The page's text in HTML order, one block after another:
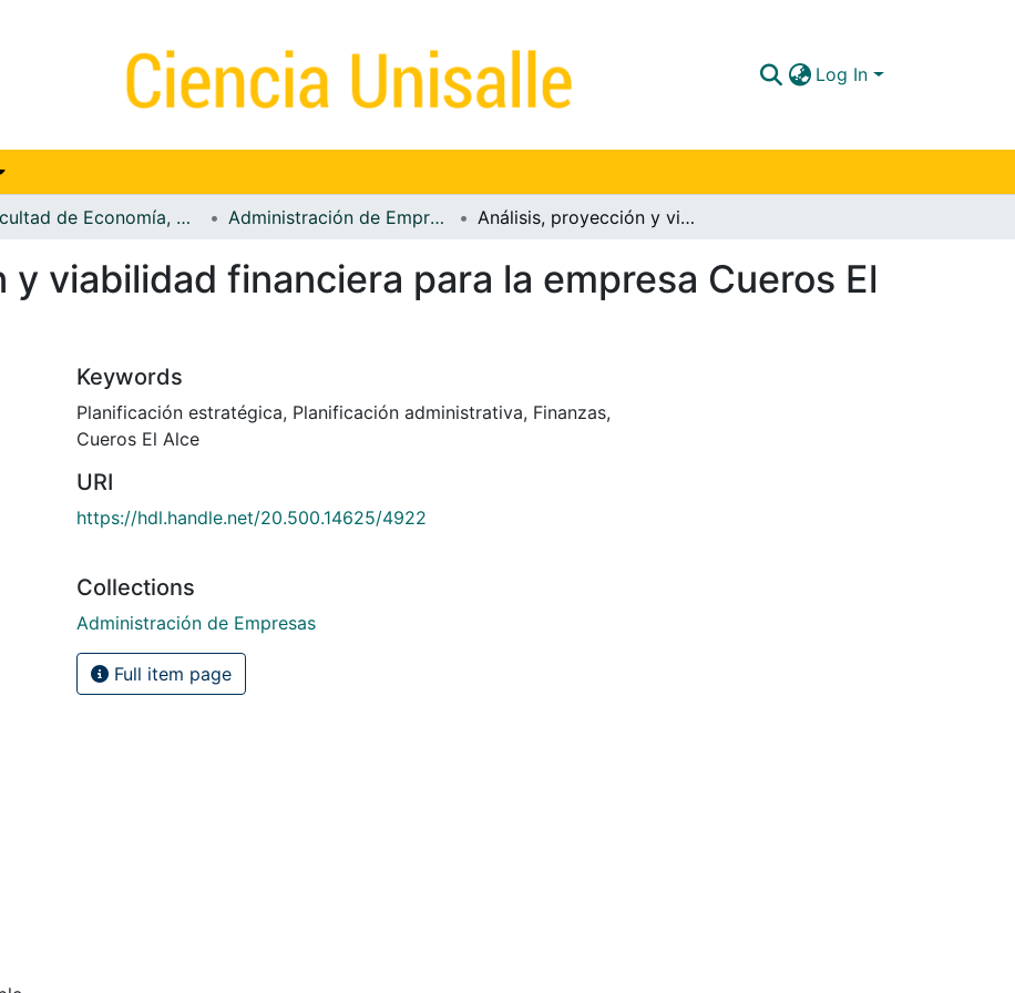
Log In
Facultad de Economía, Empresa y Desarrollo Sostenible - FEEDS Administración de Empresas Análisis, proyección y viabilidad financiera para la empresa Cueros El Alce
viabilidad financiera para la empresa Cueros El
Keywords
Planificación estratégica, Planificación administrativa, Finanzas,
Cueros El Alce
URI
https://hdl.handle.net/20.500.14625/4922
Collections
Administración de Empresas
Full item page